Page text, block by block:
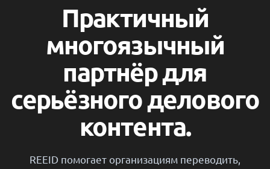
Практичный
многоязычный
партнёр для
серьёзного делового
контента.
REEID помогает организациям переводить,